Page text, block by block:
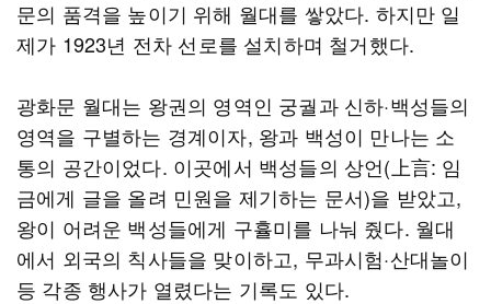
문의 품격을 높이기 위해 월대를 쌓았다. 하지만 일
제가 1923년 전차 선로를 설치하며 철거했다.
광화문 월대는 왕권의 영역인 궁궐과 신하·백성들의
영역을 구별하는 경계이자, 왕과 백성이 만나는 소
통의 공간이었다. 이곳에서 백성들의 상언(上言: 임
금에게 글을 올려 민원을 제기하는 문서)을 받았고,
왕이 어려운 백성들에게 구휼미를 나눠 줬다. 월대
에서 외국의 칙사들을 맞이하고, 무과시험·산대놀이
등 각종 행사가 열렸다는 기록도 있다.